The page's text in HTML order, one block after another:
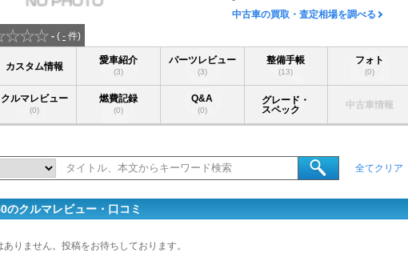
- ( - 件)
中古車の買取・査定相場を調べる
カスタム情報
愛車紹介
(3)
パーツレビュー
(3)
整備手帳
(13)
フォト
(0)
クルマレビュー
(0)
燃費記録
(0)
Q&A
(0)
グレード・
スペック
中古車情報
全てクリア
のクルマレビュー・口コミ
りません。投稿をお待ちしております。